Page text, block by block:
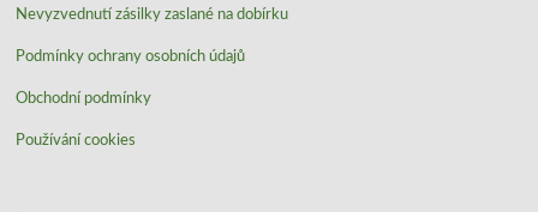
Nevyzvednutí zásilky zaslané na dobírku
Podmínky ochrany osobních údajů
Obchodní podmínky
Používání cookies